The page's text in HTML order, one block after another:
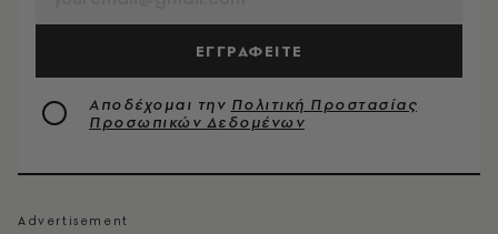
ΕΓΓΡΑΦΕΙΤΕ
Αποδέχομαι την Πολιτική Προστασίας
Προσωπικών Δεδομένων